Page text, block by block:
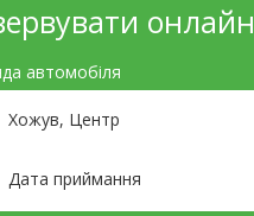
онлайн
автомобіля
Хожув, Центр
Дата приймання